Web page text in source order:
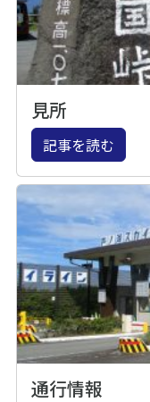
見所
記事を読む
通行情報